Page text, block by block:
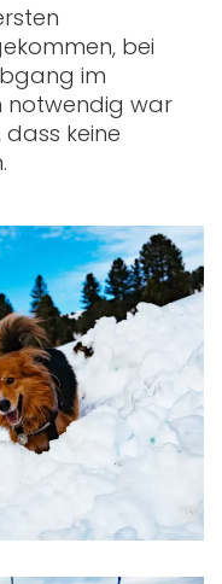
bei
im
notwendig war
keine